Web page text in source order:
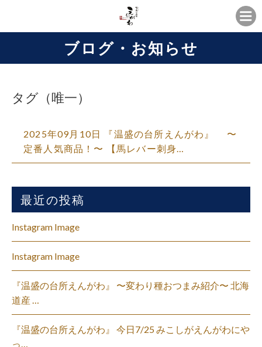
ブログ・お知らせ
タグ（唯一）
2025年09月10日 『温盛の台所えんがわ』 〜
定番人気商品！〜 【馬レバー刺身…
最近の投稿
Instagram Image
Instagram Image
『温盛の台所えんがわ』 〜変わり種おつまみ紹介〜 北海
道産 …
『温盛の台所えんがわ』 今日7/25 みこしがえんがわにや
っ…